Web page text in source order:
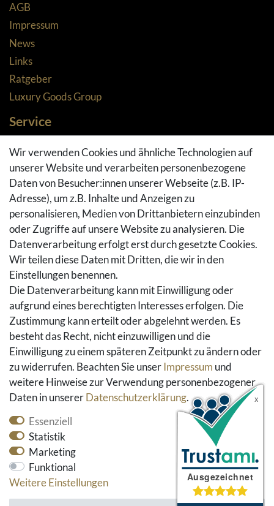
AGB
Impressum
News
Links
Ratgeber
Luxury Goods Group
Service
Zahlungsarten
Versandarten & -kosten
Widerrufsrecht
Rückgaberecht
Vertrag widerrufen
Warenkorb
Hilfe
Social Media
Facebook
Instagram
Pinterest
Youtube
Houzz
* alle Preise inkl. gesetzlicher Mehrwertsteuer und
zzgl. Versandkosten
Wir verwenden Cookies und ähnliche Technologien auf
unserer Website und verarbeiten personenbezogene
Daten von Besucher:innen unserer Webseite (z.B. IP-
Adresse), um z.B. Inhalte und Anzeigen zu
personalisieren, Medien von Drittanbietern einzubinden
oder Zugriffe auf unsere Website zu analysieren. Die
Datenverarbeitung erfolgt erst durch gesetzte Cookies.
Wir teilen diese Daten mit Dritten, die wir in den
Einstellungen benennen.
Die Datenverarbeitung kann mit Einwilligung oder
aufgrund eines berechtigten Interesses erfolgen. Die
Zustimmung kann erteilt oder abgelehnt werden. Es
besteht das Recht, nicht einzuwilligen und die
Einwilligung zu einem späteren Zeitpunkt zu ändern oder
zu widerrufen. Beachten Sie unserImpressum und
weitere Hinweise zur Verwendung personenbezogener
Daten in unsererDaten­schutz­erklärung.
Essenziell
Statistik
Marketing
Funktional
Weitere Einstellungen